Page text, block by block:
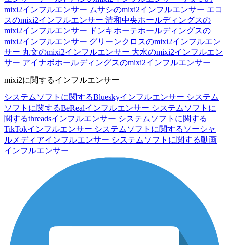
mixi2インフルエンサー ムサシのmixi2インフルエンサー エコ
スのmixi2インフルエンサー 清和中央ホールディングスの
mixi2インフルエンサー ドンキホーテホールディングスの
mixi2インフルエンサー グリーンクロスのmixi2インフルエン
サー 丸文のmixi2インフルエンサー 大水のmixi2インフルエン
サー アイナボホールディングスのmixi2インフルエンサー
mixi2に関するインフルエンサー
システムソフトに関するBlueskyインフルエンサー システム
ソフトに関するBeRealインフルエンサー システムソフトに
関するthreadsインフルエンサー システムソフトに関する
TikTokインフルエンサー システムソフトに関するソーシャ
ルメディアインフルエンサー システムソフトに関する動画
インフルエンサー